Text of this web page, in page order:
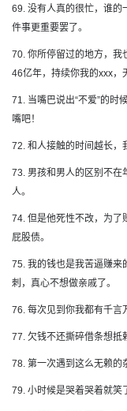
69. 没有人真的很忙，谁的
件事更重要罢了。
70. 你所停留过的地方，我
46亿年，持续你我的xxx，
71. 当嘴巴说出“不爱”的时
嘴吧！
72. 和人接触的时间越长，
73. 男孩和男人的区别不在
人。
74. 但是他死性不改，为了
屁股债。
75. 我的钱也是我苦逼赚来
刺，真心不想做亲戚了。
76. 每次见到你我都有千言
77. 欠钱不还撕碎借条想抵
78. 第一次遇到这么无赖的
79. 小时候是哭着哭着就笑